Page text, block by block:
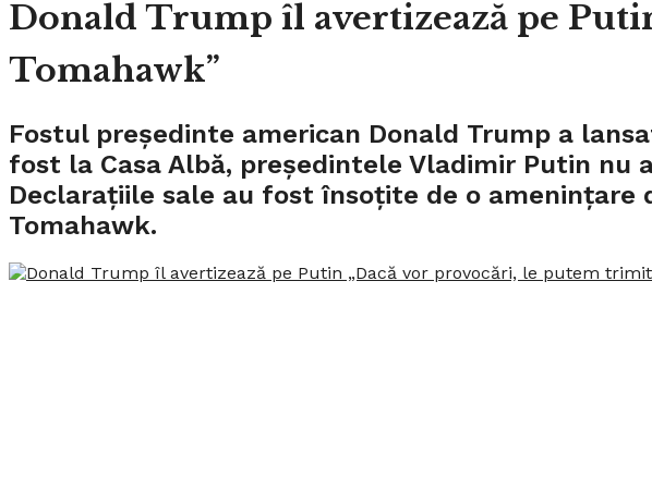
Donald Trump îl avertizează pe
Tomahawk”
Fostul președinte american Donald Trump a
fost la Casa Albă, președintele Vladimir Putin nu
Declarațiile sale au fost însoțite de o
Tomahawk.